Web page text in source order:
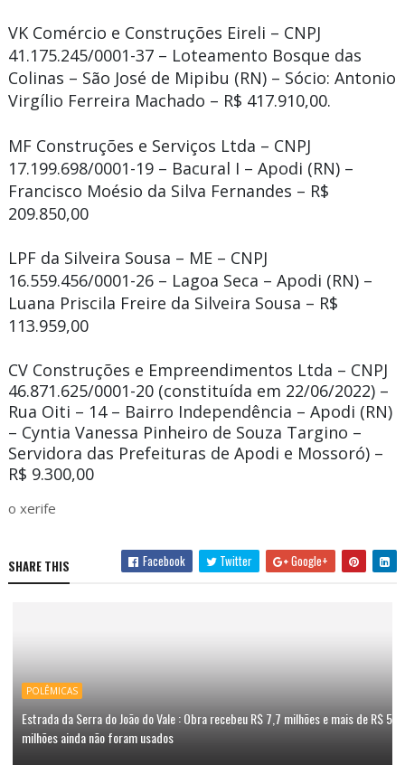
VK Comércio e Construções Eireli – CNPJ
41.175.245/0001-37 – Loteamento Bosque das
Colinas – São José de Mipibu (RN) – Sócio: Antonio
Virgílio Ferreira Machado – R$ 417.910,00.
MF Construções e Serviços Ltda – CNPJ
17.199.698/0001-19 – Bacural I – Apodi (RN) –
Francisco Moésio da Silva Fernandes – R$
209.850,00
LPF da Silveira Sousa – ME – CNPJ
16.559.456/0001-26 – Lagoa Seca – Apodi (RN) –
Luana Priscila Freire da Silveira Sousa – R$
113.959,00
CV Construções e Empreendimentos Ltda – CNPJ
46.871.625/0001-20 (constituída em 22/06/2022) –
Rua Oiti – 14 – Bairro Independência – Apodi (RN)
– Cyntia Vanessa Pinheiro de Souza Targino –
Servidora das Prefeituras de Apodi e Mossoró) –
R$ 9.300,00
o xerife
SHARE THIS Facebook Twitter Google+
POLÊMICAS
Estrada da Serra do João do Vale : Obra recebeu R$ 7,7 milhões e mais de R$ 5
milhões ainda não foram usados